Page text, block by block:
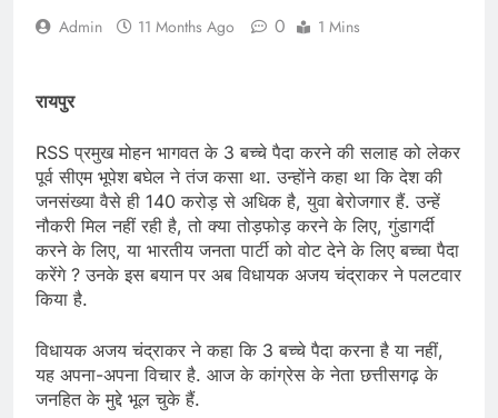
Admin 11 Months Ago 0 1 Mins
रायपुर
RSS प्रमुख मोहन भागवत के 3 बच्चे पैदा करने की सलाह को लेकर
पूर्व सीएम भूपेश बघेल ने तंज कसा था. उन्होंने कहा था कि देश की
जनसंख्या वैसे ही 140 करोड़ से अधिक है, युवा बेरोजगार हैं. उन्हें
नौकरी मिल नहीं रही है, तो क्या तोड़फोड़ करने के लिए, गुंडागर्दी
करने के लिए, या भारतीय जनता पार्टी को वोट देने के लिए बच्चा पैदा
करेंगे ? उनके इस बयान पर अब विधायक अजय चंद्राकर ने पलटवार
किया है.
विधायक अजय चंद्राकर ने कहा कि 3 बच्चे पैदा करना है या नहीं,
यह अपना-अपना विचार है. आज के कांग्रेस के नेता छत्तीसगढ़ के
जनहित के मुद्दे भूल चुके हैं.